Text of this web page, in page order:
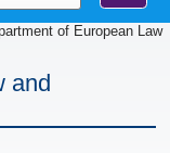
of European Law
and